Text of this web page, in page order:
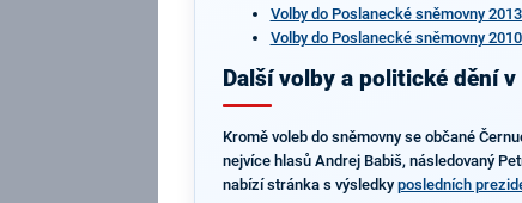
Volby do Poslanecké sněmovny
Volby do Poslanecké sněmovny
Další volby a politické dění
Kromě voleb do sněmovny se občané
nejvíce hlasů Andrej Babiš, následovaný
nabízí stránka s výsledky posledních